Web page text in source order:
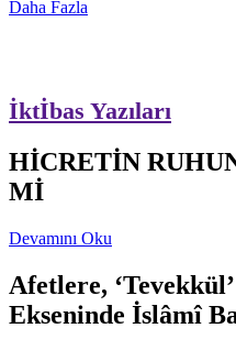
Daha Fazla
İktİbas Yazıları
HİCRETİN
Mİ
Devamını Oku
Afetlere,
Ekseninde İslâmî